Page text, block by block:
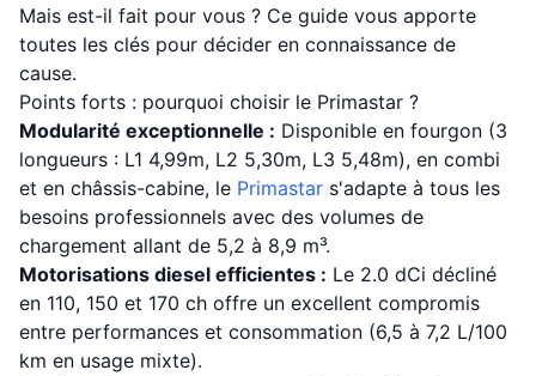
Mais est-il fait pour vous ? Ce guide vous apporte
toutes les clés pour décider en connaissance de
cause.
Points forts : pourquoi choisir le Primastar ?
Modularité exceptionnelle : Disponible en fourgon (3
longueurs : L1 4,99m, L2 5,30m, L3 5,48m), en combi
et en châssis-cabine, le Primastar s'adapte à tous les
besoins professionnels avec des volumes de
chargement allant de 5,2 à 8,9 m³.
Motorisations diesel efficientes : Le 2.0 dCi décliné
en 110, 150 et 170 ch offre un excellent compromis
entre performances et consommation (6,5 à 7,2 L/100
km en usage mixte).